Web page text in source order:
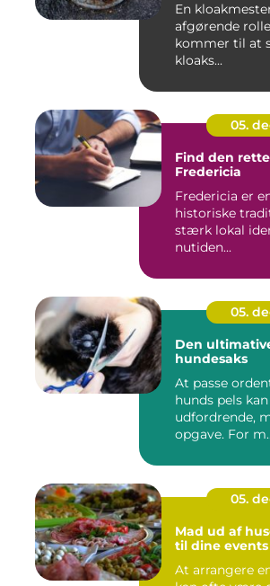
En
afgørende
kommer til at
kloaks...
05.
Find den
Fredericia
Fredericia er
historiske
stærk lokal
nutiden...
05.
Den
hundesaks
At passe
hunds pels
udfordrende,
opgave. For
05.
Mad ud af
til dine events
At arrangere